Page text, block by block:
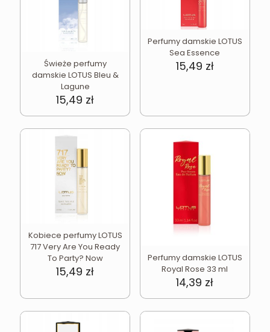
Świeże perfumy
damskie LOTUS Bleu &
Lagune
15,49 zł
Perfumy damskie LOTUS
Sea Essence
15,49 zł
Kobiece perfumy LOTUS
717 Very Are You Ready
To Party? Now
15,49 zł
Perfumy damskie LOTUS
Royal Rose 33 ml
14,39 zł